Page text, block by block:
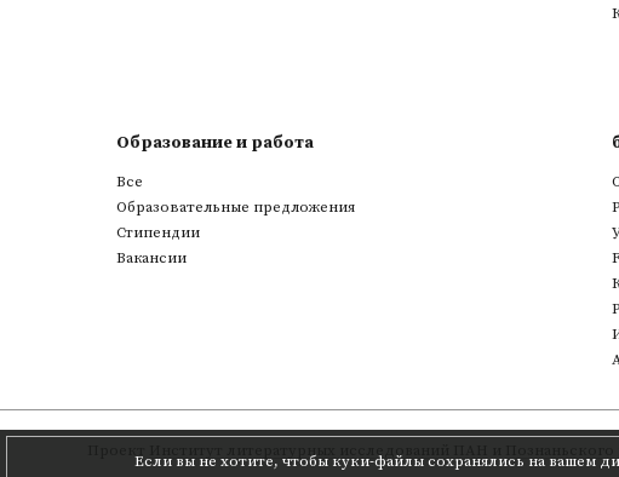
Если вы не хотите, чтобы куки-файлы сохранялись на вашем
Образование и работа
Все
Образовательные предложения
Стипендии
Вакансии
Институт литературных исследований ПАН